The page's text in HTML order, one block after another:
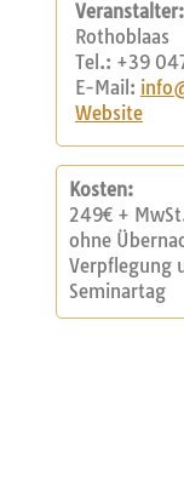
Veranstalter:
Rothoblaas
Tel.: +39
E-Mail:
Website
Kosten:
249€ +
ohne
Verpflegung
Seminartag